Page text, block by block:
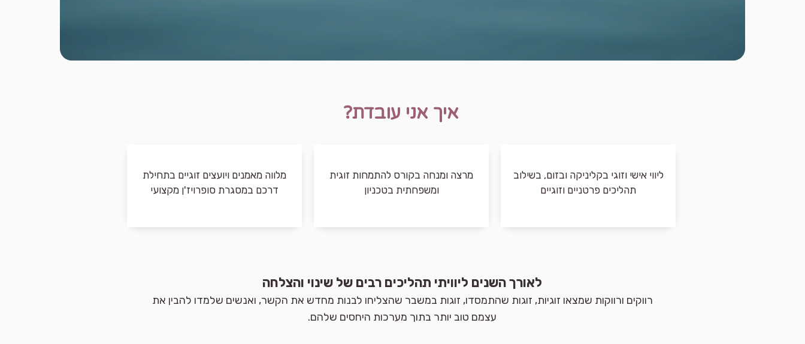
איך אני עובדת?
ליווי אישי וזוגי בקליניקה ובזום, בשילוב
תהליכים פרטניים וזוגיים
מרצה ומנחה בקורס להתמחות זוגית
ומשפחתית בטכניון
מלווה מאמנים ויועצים זוגיים בתחילת
דרכם במסגרת סופרויז'ן מקצועי
לאורך השנים ליוויתי תהליכים רבים של שינוי והצלחה
רווקים ורווקות שמצאו זוגיות, זוגות שהתמסדו, זוגות במשבר שהצליחו לבנות מחדש את הקשר, ואנשים שלמדו להבין את
עצמם טוב יותר בתוך מערכות היחסים שלהם.